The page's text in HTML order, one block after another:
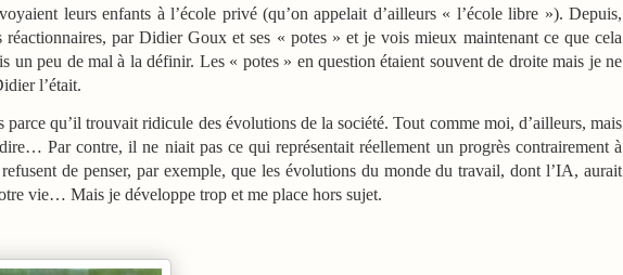
leurs enfants à l’école privé (qu’on appelait d’ailleurs « l’école libre »). Depuis,
réactionnaires, par Didier Goux et ses « potes » et je vois mieux maintenant ce que cela
un peu de mal à la définir. Les « potes » en question étaient souvent de droite mais je ne
l’était.
parce qu’il trouvait ridicule des évolutions de la société. Tout comme moi, d’ailleurs, mais
Par contre, il ne niait pas ce qui représentait réellement un progrès contrairement à
de penser, par exemple, que les évolutions du monde du travail, dont l’IA, aurait
vie… Mais je développe trop et me place hors sujet.